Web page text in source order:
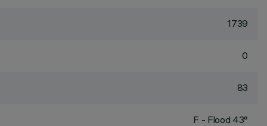
1739
0
83
F - Flood 43°